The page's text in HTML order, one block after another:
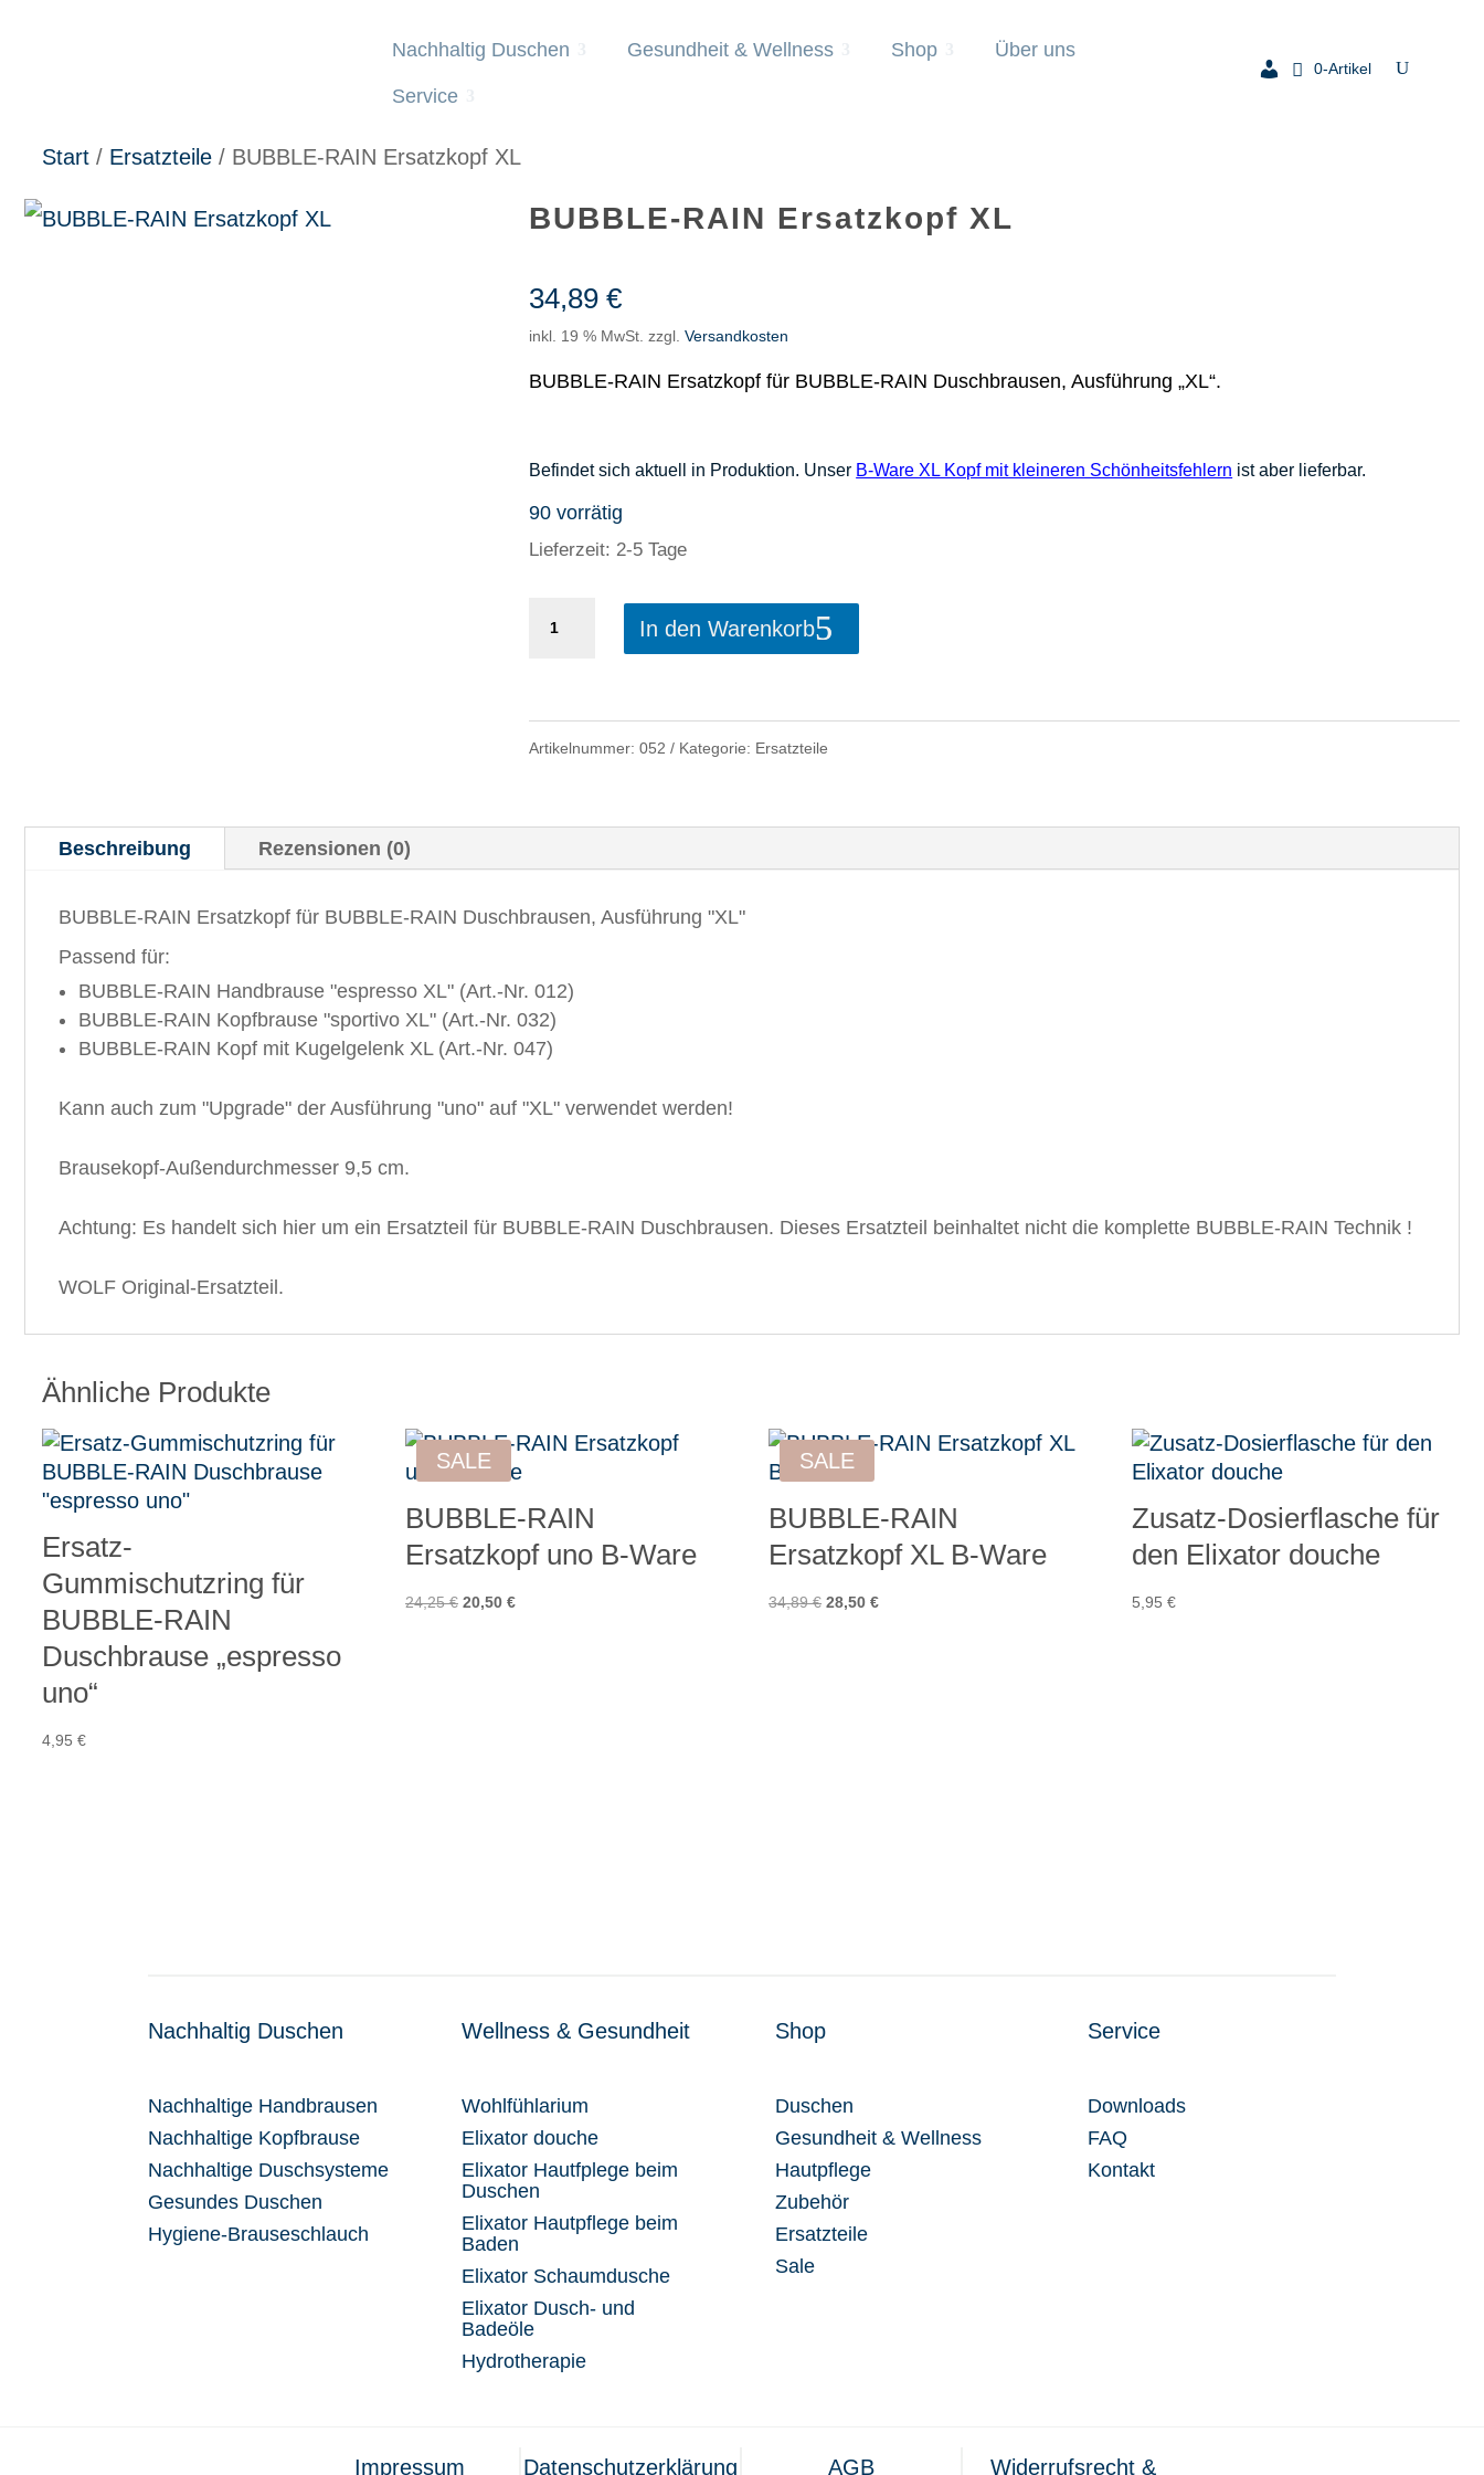
Nachhaltig Duschen Gesundheit & Wellness Shop Über uns
Service
0-Artikel
Start / Ersatzteile / BUBBLE-RAIN Ersatzkopf XL
BUBBLE-RAIN Ersatzkopf XL
34,89€
inkl. 19 % MwSt. zzgl.Versandkosten
BUBBLE-RAIN Ersatzkopf für BUBBLE-RAIN Duschbrausen, Ausführung „XL“.
Befindet sich aktuell in Produktion. Unser B-Ware XL Kopf mit kleineren Schönheitsfehlern ist aber lieferbar.
90 vorrätig
Lieferzeit: 2-5 Tage
BUBBLE-
In den Warenkorb
Artikelnummer:052 Kategorie: Ersatzteile
Beschreibung Rezensionen (0)
BUBBLE-RAIN Ersatzkopf für BUBBLE-RAIN Duschbrausen, Ausführung "XL"
Passend für:
BUBBLE-RAIN Handbrause "espresso XL" (Art.-Nr. 012)
BUBBLE-RAIN Kopfbrause "sportivo XL" (Art.-Nr. 032)
BUBBLE-RAIN Kopf mit Kugelgelenk XL (Art.-Nr. 047)
Kann auch zum "Upgrade" der Ausführung "uno" auf "XL" verwendet werden!
Brausekopf-Außendurchmesser 9,5 cm.
Achtung: Es handelt sich hier um ein Ersatzteil für BUBBLE-RAIN Duschbrausen. Dieses Ersatzteil beinhaltet nicht die komplette BUBBLE-RAIN Technik !
WOLF Original-Ersatzteil.
Ähnliche Produkte
Ersatz-
Gummischutzring für
BUBBLE-RAIN
Duschbrause „espresso
uno“
4,95 €
SALE
BUBBLE-RAIN
Ersatzkopf uno B-Ware
24,25€ Ursprünglicher
20,50€Aktueller
SALE
BUBBLE-RAIN
Ersatzkopf XL B-Ware
34,89€ Ursprünglicher
28,50€Aktueller
Zusatz-Dosierflasche für
den Elixator douche
5,95€
Nachhaltig Duschen
Nachhaltige Handbrausen
Nachhaltige Kopfbrause
Nachhaltige Duschsysteme
Gesundes Duschen
Hygiene-Brauseschlauch
Wellness & Gesundheit
Wohlfühlarium
Elixator douche
Elixator Hautfplege beim
Duschen
Elixator Hautpflege beim
Baden
Elixator Schaumdusche
Elixator Dusch- und
Badeöle
Hydrotherapie
Shop
Duschen
Gesundheit & Wellness
Hautpflege
Zubehör
Ersatzteile
Sale
Service
Downloads
FAQ
Kontakt
Impressum Datenschutzerklärung AGB Widerrufsrecht &